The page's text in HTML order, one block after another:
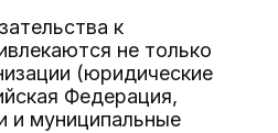
к
не только
(юридические
Федерация,
и муниципальные